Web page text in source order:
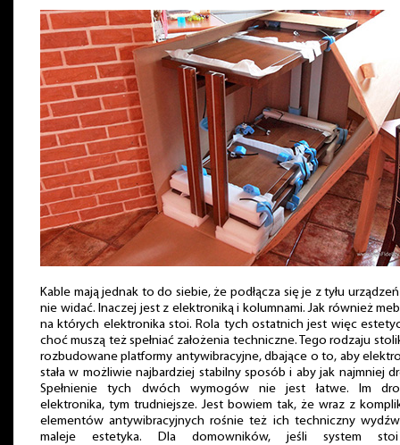
Kable mają jednak to do siebie, że podłącza się je z tyłu
nie widać. Inaczej jest z elektroniką i kolumnami. Jak również
na których elektronika stoi. Rola tych ostatnich jest więc
choć muszą też spełniać założenia techniczne. Tego rodzaju
rozbudowane platformy antywibracyjne, dbające o to, aby
stała w możliwie najbardziej stabilny sposób i aby jak najmniej
Spełnienie tych dwóch wymogów nie jest łatwe. Im
elektronika, tym trudniejsze. Jest bowiem tak, że wraz z
elementów antywibracyjnych rośnie też ich techniczny
maleje estetyka. Dla domowników, jeśli system